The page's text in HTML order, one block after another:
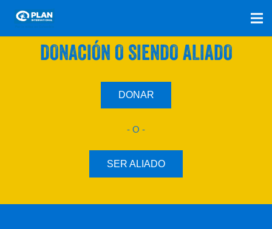
SÚMATE A NUESTRO PLAN CON UNA
DONACIÓN O SIENDO ALIADO
DONAR
- O -
SER ALIADO